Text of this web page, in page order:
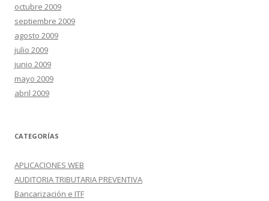
octubre 2009
septiembre 2009
agosto 2009
julio 2009
junio 2009
mayo 2009
abril 2009
CATEGORÍAS
APLICACIONES WEB
AUDITORIA TRIBUTARIA PREVENTIVA
Bancarización e ITF